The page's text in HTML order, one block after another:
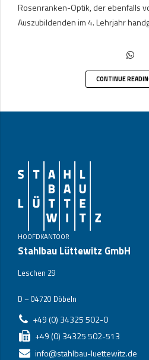
Rosenranken-Optik, der ebenfalls
Auszubildenden im 4. Lehrjahr
CONTINUE
HOOFDKANTOOR
Stahlbau Lüttewitz GmbH
Leschen 29
D – 04720 Döbeln
+49 (0) 34325 502-0
+49 (0) 34325 502-513
info@stahlbau-luettewitz.de